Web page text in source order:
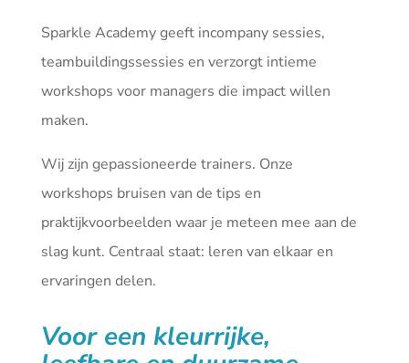
Sparkle Academy geeft incompany sessies,
teambuildingssessies en verzorgt intieme
workshops voor managers die impact willen
maken.
Wij zijn gepassioneerde trainers. Onze
workshops bruisen van de tips en
praktijkvoorbeelden waar je meteen mee aan de
slag kunt. Centraal staat: leren van elkaar en
ervaringen delen.
Voor een kleurrijke,